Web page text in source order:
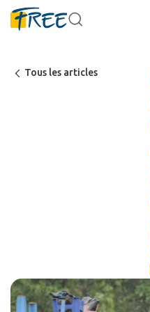
Tous les articles